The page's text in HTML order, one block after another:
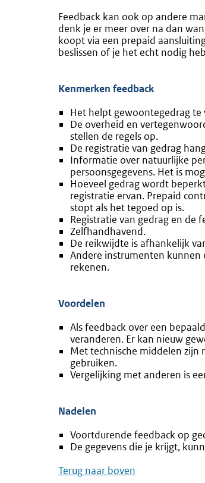
Feedback kan ook op andere
denk je er meer over na dan
koopt via een prepaid
beslissen of je het echt nodig
Kenmerken feedback
Het helpt gewoontegedrag te
De overheid en
stellen de regels op.
De registratie van gedrag
Informatie over natuurlijke
persoonsgegevens. Het is
Hoeveel gedrag wordt
registratie ervan. Prepaid
stopt als het tegoed op is.
Registratie van gedrag en de
Zelfhandhavend.
De reikwijdte is afhankelijk
Andere instrumenten kunnen
rekenen.
Voordelen
Als feedback over een
veranderen. Er kan nieuw
Met technische middelen zijn
gebruiken.
Vergelijking met anderen is
Nadelen
Voortdurende feedback op
De gegevens die je krijgt,
Terug naar boven